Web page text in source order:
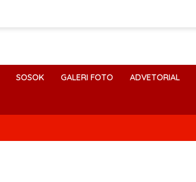
SOSOK GALERI FOTO ADVETORIAL